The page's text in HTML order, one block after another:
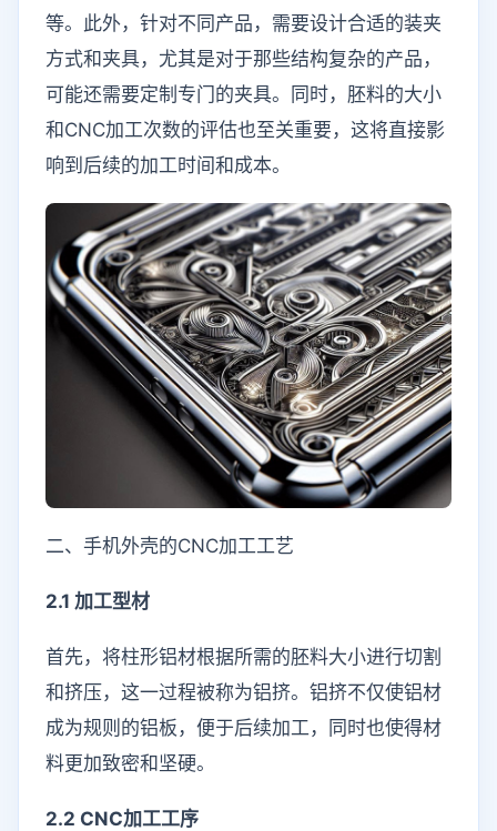
等。此外，针对不同产品，需要设计合适的装夹
方式和夹具，尤其是对于那些结构复杂的产品，
可能还需要定制专门的夹具。同时，胚料的大小
和CNC加工次数的评估也至关重要，这将直接影
响到后续的加工时间和成本。
二、手机外壳的CNC加工工艺
2.1 加工型材
首先，将柱形铝材根据所需的胚料大小进行切割
和挤压，这一过程被称为铝挤。铝挤不仅使铝材
成为规则的铝板，便于后续加工，同时也使得材
料更加致密和坚硬。
2.2 CNC加工工序